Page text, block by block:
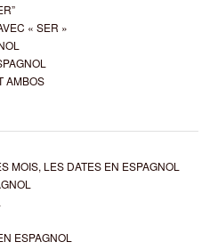
« SER »
AMBOS
MOIS, LES DATES EN ESPAGNOL
ESPAGNOL